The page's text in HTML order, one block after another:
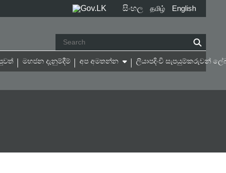
සිංහල தமிழ் English
මහජන දැනුම්දීම් අප අමතන්න ලියාපදිංචි සැපයුම්කරුවන්